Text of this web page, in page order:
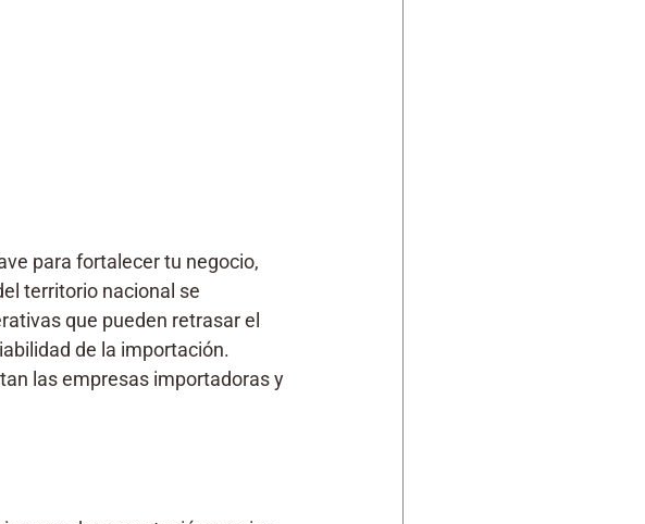
para fortalecer tu negocio,
territorio nacional se
que pueden retrasar el
de la importación.
las empresas importadoras y